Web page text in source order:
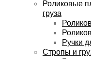
Роликовые
груза
Ручки
Стропы и